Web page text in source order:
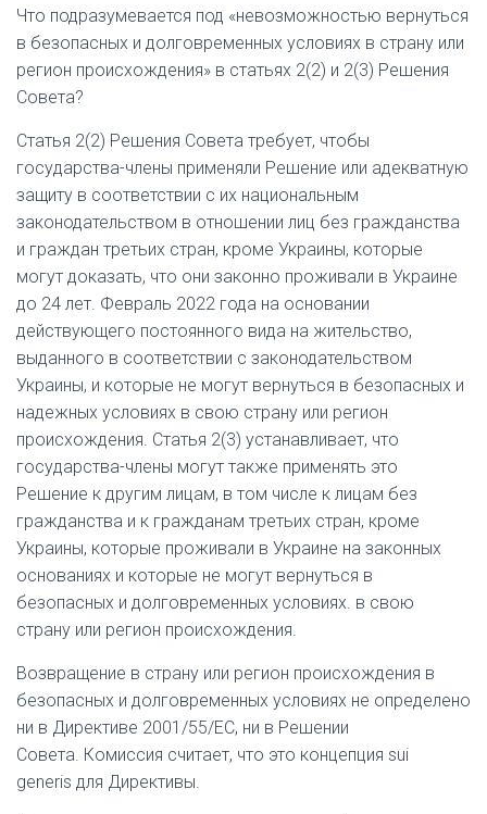
Что подразумевается под «невозможностью вернуться
в безопасных и долговременных условиях в страну или
регион происхождения» в статьях 2(2) и 2(3) Решения
Совета?
Статья 2(2) Решения Совета требует, чтобы
государства-члены применяли Решение или адекватную
защиту в соответствии с их национальным
законодательством в отношении лиц без гражданства
и граждан третьих стран, кроме Украины, которые
могут доказать, что они законно проживали в Украине
до 24 лет. Февраль 2022 года на основании
действующего постоянного вида на жительство,
выданного в соответствии с законодательством
Украины, и которые не могут вернуться в безопасных и
надежных условиях в свою страну или регион
происхождения. Статья 2(3) устанавливает, что
государства-члены могут также применять это
Решение к другим лицам, в том числе к лицам без
гражданства и к гражданам третьих стран, кроме
Украины, которые проживали в Украине на законных
основаниях и которые не могут вернуться в
безопасных и долговременных условиях. в свою
страну или регион происхождения.
Возвращение в страну или регион происхождения в
безопасных и долговременных условиях не определено
ни в Директиве 2001/55/ЕС, ни в Решении
Совета. Комиссия считает, что это концепция sui
generis для Директивы.